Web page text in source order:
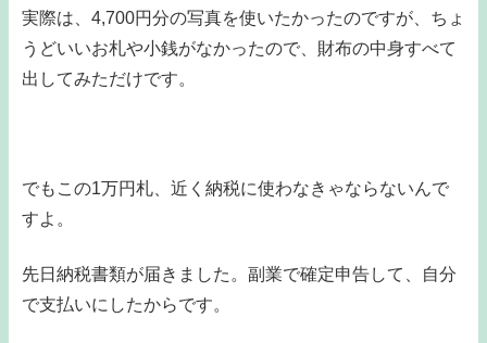
実際は、4,700円分の写真を使いたかったのですが、ちょ
うどいいお札や小銭がなかったので、財布の中身すべて
出してみただけです。
でもこの1万円札、近く納税に使わなきゃならないんで
すよ。
先日納税書類が届きました。副業で確定申告して、自分
で支払いにしたからです。